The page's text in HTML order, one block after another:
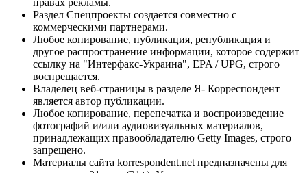
Раздел Спецпроекты создается совместно с
коммерческими партнерами.
Любое копирование, публикация, републикация и
другое распространение информации, которое содержит
ссылку на "Интерфакс-Украина", EPA / UPG, строго
воспрещается.
Владелец веб-страницы в разделе Я- Корреспондент
является автор публикации.
Любое копирование, перепечатка и воспроизведение
фотографий и/или аудиовизуальных материалов,
принадлежащих правообладателю Getty Images, строго
запрещено.
Материалы сайта korrespondent.net предназначены для